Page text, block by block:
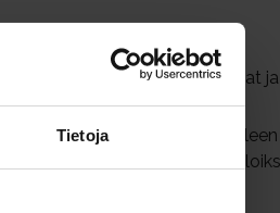
Tietoja
kivi, omenista siemenkodat
Leikkaa puolikkaat
lusikalla. Paloittele